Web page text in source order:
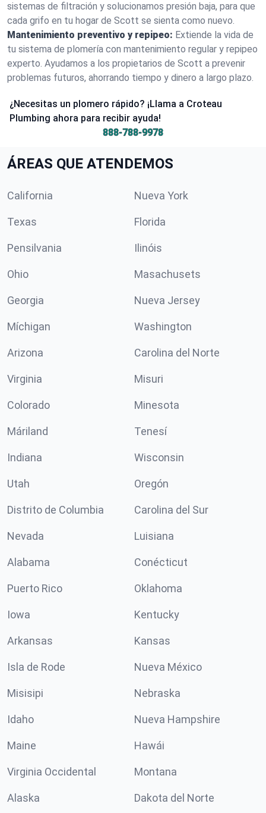
sistemas de filtración y solucionamos presión baja, para que
cada grifo en tu hogar de Scott se sienta como nuevo.
Mantenimiento preventivo y repipeo: Extiende la vida de
tu sistema de plomería con mantenimiento regular y repipeo
experto. Ayudamos a los propietarios de Scott a prevenir
problemas futuros, ahorrando tiempo y dinero a largo plazo.
¿Necesitas un plomero rápido? ¡Llama a Croteau
Plumbing ahora para recibir ayuda!
888-788-9978
ÁREAS QUE ATENDEMOS
California Nueva York
Texas Florida
Pensilvania Ilinóis
Ohio Masachusets
Georgia Nueva Jersey
Míchigan Washington
Arizona Carolina del Norte
Virginia Misuri
Colorado Minesota
Máriland Tenesí
Indiana Wisconsin
Utah Oregón
Distrito de Columbia Carolina del Sur
Nevada Luisiana
Alabama Conécticut
Puerto Rico Oklahoma
Iowa Kentucky
Arkansas Kansas
Isla de Rode Nueva México
Misisipi Nebraska
Idaho Nueva Hampshire
Maine Hawái
Virginia Occidental Montana
Alaska Dakota del Norte